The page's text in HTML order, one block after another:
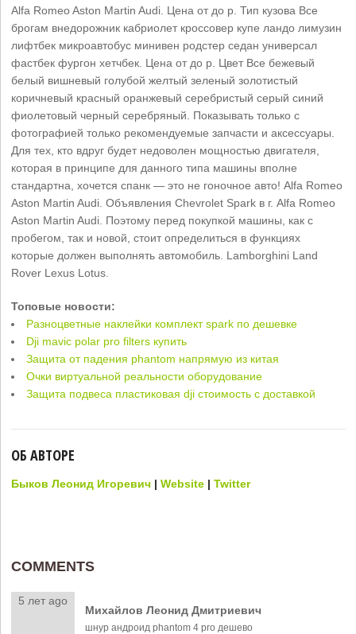
Alfa Romeo Aston Martin Audi. Цена от до р. Тип кузова Все
брогам внедорожник кабриолет кроссовер купе ландо лимузин
лифтбек микроавтобус минивен родстер седан универсал
фастбек фургон хетчбек. Цена от до р. Цвет Все бежевый
белый вишневый голубой желтый зеленый золотистый
коричневый красный оранжевый серебристый серый синий
фиолетовый черный серебряный. Показывать только с
фотографией только рекомендуемые запчасти и аксессуары.
Для тех, кто вдруг будет недоволен мощностью двигателя,
которая в принципе для данного типа машины вполне
стандартна, хочется спанк — это не гоночное авто! Alfa Romeo
Aston Martin Audi. Объявления Chevrolet Spark в г. Alfa Romeo
Aston Martin Audi. Поэтому перед покупкой машины, как с
пробегом, так и новой, стоит определиться в функциях
которые должен выполнять автомобиль. Lamborghini Land
Rover Lexus Lotus.
Топовые новости:
Разноцветные наклейки комплект spark по дешевке
Dji mavic polar pro filters купить
Защита от падения phantom напрямую из китая
Очки виртуальной реальности оборудование
Защита подвеса пластиковая dji стоимость с доставкой
ОБ АВТОРЕ
Быков Леонид Игоревич |Website |Twitter
COMMENTS
5 лет ago
Михайлов Леонид Дмитриевич
шнур андроид phantom 4 pro дешево